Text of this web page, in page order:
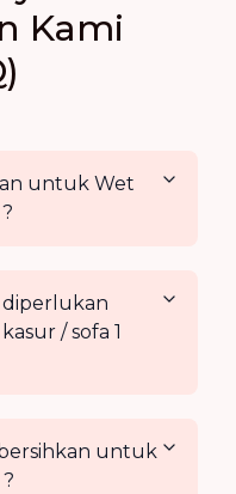
Kami
untuk Wet
diperlukan
/ sofa 1
untuk